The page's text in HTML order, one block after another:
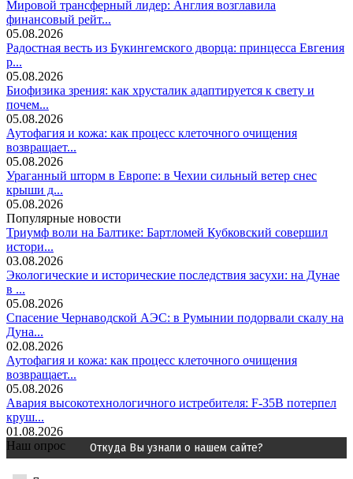
Мировой трансферный лидер: Англия возглавила
финансовый рейт...
05.08.2026
Радостная весть из Букингемского дворца: принцесса Евгения
р...
05.08.2026
Биофизика зрения: как хрусталик адаптируется к свету и
почем...
05.08.2026
Аутофагия и кожа: как процесс клеточного очищения
возвращает...
05.08.2026
Ураганный шторм в Европе: в Чехии сильный ветер снес
крыши д...
05.08.2026
Популярные новости
Триумф воли на Балтике: Бартломей Кубковский совершил
истори...
03.08.2026
Экологические и исторические последствия засухи: на Дунае
в ...
05.08.2026
Спасение Чернаводской АЭС: в Румынии подорвали скалу на
Дуна...
02.08.2026
Аутофагия и кожа: как процесс клеточного очищения
возвращает...
05.08.2026
Авария высокотехнологичного истребителя: F-35B потерпел
круш...
01.08.2026
Наш опрос
Откуда Вы узнали о нашем сайте?